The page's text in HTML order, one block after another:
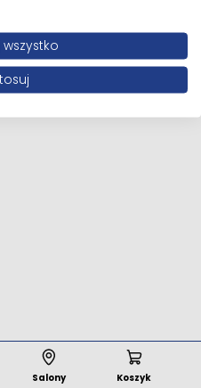
Salony Koszyk
© 2026 MFstore.pl /
Interactive